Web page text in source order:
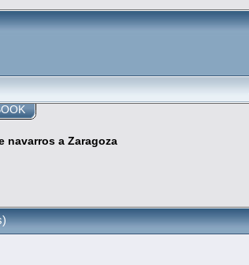
navarros a Zaragoza